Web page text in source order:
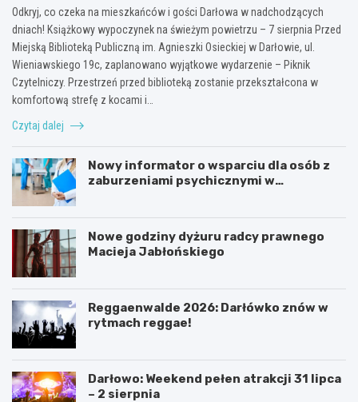
Odkryj, co czeka na mieszkańców i gości Darłowa w nadchodzących
dniach! Książkowy wypoczynek na świeżym powietrzu – 7 sierpnia Przed
Miejską Biblioteką Publiczną im. Agnieszki Osieckiej w Darłowie, ul.
Wieniawskiego 19c, zaplanowano wyjątkowe wydarzenie – Piknik
Czytelniczy. Przestrzeń przed biblioteką zostanie przekształcona w
komfortową strefę z kocami i…
Czytaj dalej
Nowy informator o wsparciu dla osób z
zaburzeniami psychicznymi w
Nowe godziny dyżuru radcy prawnego
Macieja Jabłońskiego
Reggaenwalde 2026: Darłówko znów w
rytmach reggae!
Darłowo: Weekend pełen atrakcji 31 lipca
– 2 sierpnia